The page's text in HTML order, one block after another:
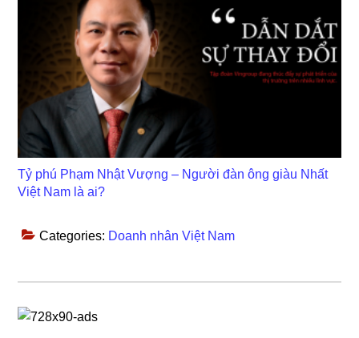
Tỷ phú Phạm Nhật Vượng – Người đàn ông giàu Nhất
Việt Nam là ai?
Categories: Doanh nhân Việt Nam